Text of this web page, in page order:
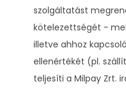
szolgáltatást
kötelezettségét -
illetve ahhoz
ellenértékét (pl.
teljesíti a Milpay Zrt.